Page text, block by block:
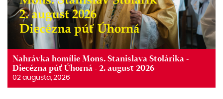
Nahrávka homílie Mons. Stanislava Stolárika -
Diecézna púť Úhorná - 2. august 2026
02 augusta, 2026